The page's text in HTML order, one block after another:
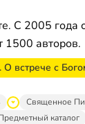
С 2005 года
1500 авторов.
встрече с
Священное
каталог